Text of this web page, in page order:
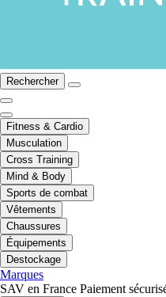
Rechercher
Fitness & Cardio
Musculation
Cross Training
Mind & Body
Sports de combat
Vêtements
Chaussures
Équipements
Destockage
Marques
SAV en France Paiement